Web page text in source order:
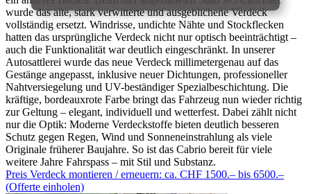
wurde das alte, stark verwitterte und ausgeblichene Verdeck
vollständig ersetzt. Windrisse, undichte Nähte und Stockflecken
hatten das ursprüngliche Verdeck nicht nur optisch beeinträchtigt –
auch die Funktionalität war deutlich eingeschränkt. In unserer
Autosattlerei wurde das neue Verdeck millimetergenau auf das
Gestänge angepasst, inklusive neuer Dichtungen, professioneller
Nahtversiegelung und UV-beständiger Spezialbeschichtung. Die
kräftige, bordeauxrote Farbe bringt das Fahrzeug nun wieder richtig
zur Geltung – elegant, individuell und wetterfest. Dabei zählt nicht
nur die Optik: Moderne Verdeckstoffe bieten deutlich besseren
Schutz gegen Regen, Wind und Sonneneinstrahlung als viele
Originale früherer Baujahre. So ist das Cabrio bereit für viele
weitere Jahre Fahrspass – mit Stil und Substanz.
Preis Verdeck montieren / erneuern: ca. CHF 1500.– bis 6500.–
(Offerte einholen)